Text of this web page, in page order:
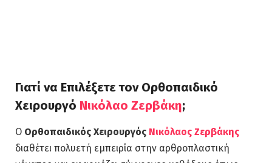
Γιατί να Επιλέξετε τον Ορθοπαιδικό
Χειρουργό Νικόλαο Ζερβάκη;
Ο Ορθοπαιδικός Χειρουργός Νικόλαος Ζερβάκης
διαθέτει πολυετή εμπειρία στην αρθροπλαστική